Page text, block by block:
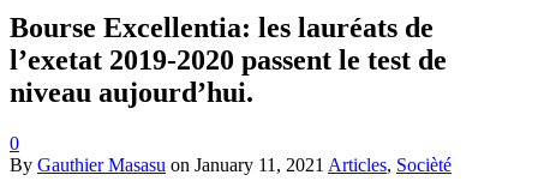
Bourse Excellentia: les lauréats de
l’exetat 2019-2020 passent le test de
niveau aujourd’hui.
0
By Gauthier Masasu on January 11, 2021 Articles, Socièté